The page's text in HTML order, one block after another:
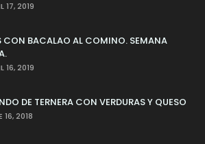
17, 2019
CON BACALAO AL COMINO. SEMANA
16, 2019
DE TERNERA CON VERDURAS Y QUESO
16, 2018